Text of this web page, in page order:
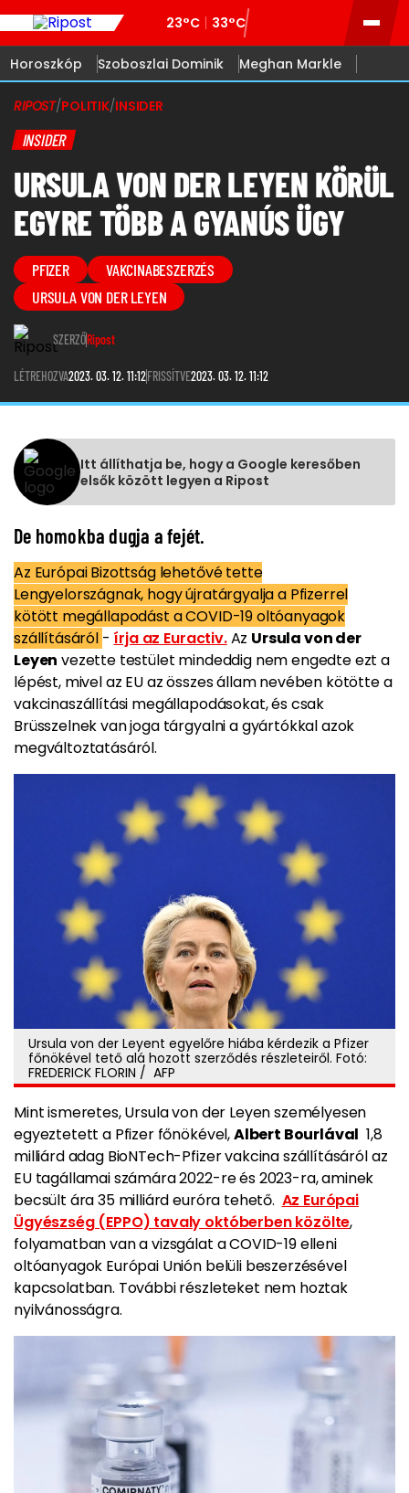
23°C 33°C
Horoszkóp Szoboszlai Dominik Meghan Markle
RIPOST/POLITIK/INSIDER
INSIDER
URSULA VON DER LEYEN KÖRÜL
EGYRE TÖBB A GYANÚS ÜGY
PFIZER
VAKCINABESZERZÉS
URSULA VON DER LEYEN
SZERZŐRipost
LÉTREHOZVA2023. 03. 12. 11:12FRISSÍTVE2023. 03. 12. 11:12
Itt állíthatja be, hogy a Google keresőben
elsők között legyen a Ripost
De homokba dugja a fejét.
Az Európai Bizottság lehetővé tette
Lengyelországnak, hogy újratárgyalja a Pfizerrel
kötött megállapodást a COVID-19 oltóanyagok
szállításáról - írja az Euractiv.Az Ursula von der
Leyen vezette testület mindeddig nem engedte ezt a
lépést, mivel az EU az összes állam nevében kötötte a
vakcinaszállítási megállapodásokat, és csak
Brüsszelnek van joga tárgyalni a gyártókkal azok
megváltoztatásáról.
Ursula von der Leyent egyelőre hiába kérdezik a Pfizer
főnökével tető alá hozott szerződés részleteiről. Fotó:
FREDERICK FLORIN / AFP
Mint ismeretes, Ursula von der Leyen személyesen
egyeztetett a Pfizer főnökével,Albert Bourlával 1,8
milliárd adag BioNTech-Pfizer vakcina szállításáról az
EU tagállamai számára 2022-re és 2023-ra, aminek
becsült ára 35 milliárd euróra tehető. Az Európai
Ügyészség (EPPO) tavaly októberben közölte,
folyamatban van a vizsgálat a COVID-19 elleni
oltóanyagok Európai Unión belüli beszerzésével
kapcsolatban. További részleteket nem hoztak
nyilvánosságra.